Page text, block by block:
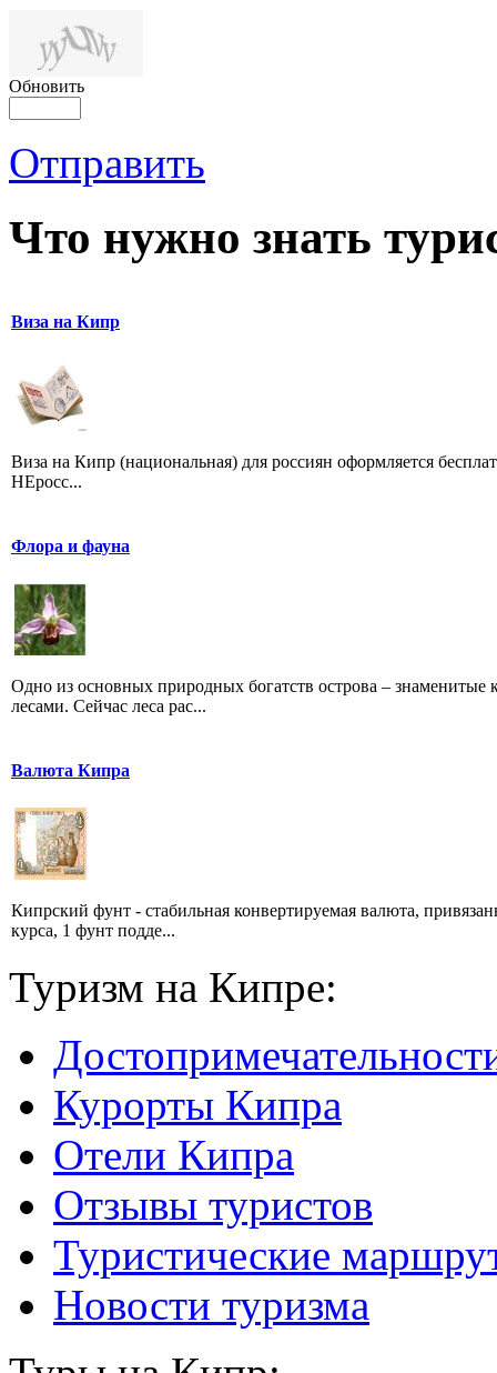
Обновить
Отправить
Что нужно знать
Виза на Кипр
Виза на Кипр (национальная) для россиян оформляется
НЕросс...
Флора и фауна
Одно из основных природных богатств острова –
лесами. Сейчас леса рас...
Валюта Кипра
Кипрский фунт - стабильная конвертируемая валюта,
курса, 1 фунт подде...
Туризм на Кипре:
Курорты Кипра
Отели Кипра
Отзывы туристов
Туристические
Новости туризма